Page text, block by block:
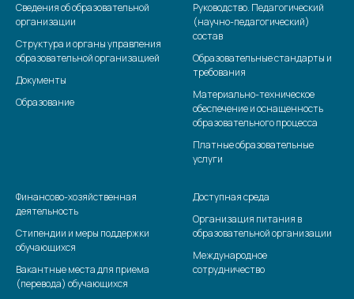
Сведения об образовательной
организации
Структура и органы управления
образовательной организацией
Документы
Образование
Руководство. Педагогический
(научно-педагогический)
состав
Образовательные стандарты и
требования
Материально-техническое
обеспечение и оснащенность
образовательного процесса
Платные образовательные
услуги
Финансово-хозяйственная
деятельность
Стипендии и меры поддержки
обучающихся
Вакантные места для приема
(перевода) обучающихся
Доступная среда
Организация питания в
образовательной организации
Международное
сотрудничество